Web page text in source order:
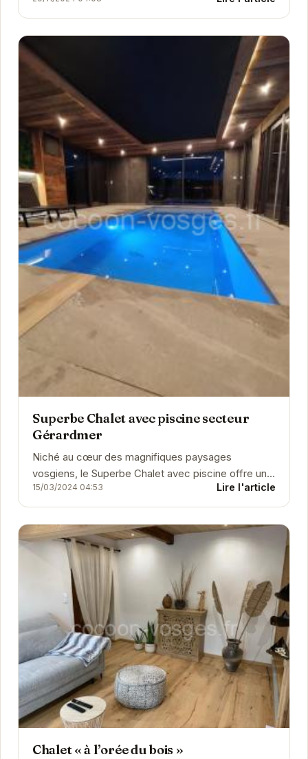
Superbe Chalet avec piscine secteur
Gérardmer
Niché au cœur des magnifiques paysages
vosgiens, le Superbe Chalet avec piscine offre un
refuge idéal pour les voyageurs en quête de...
15/03/2024 04:53 Lire l'article
Chalet « à l’orée du bois »